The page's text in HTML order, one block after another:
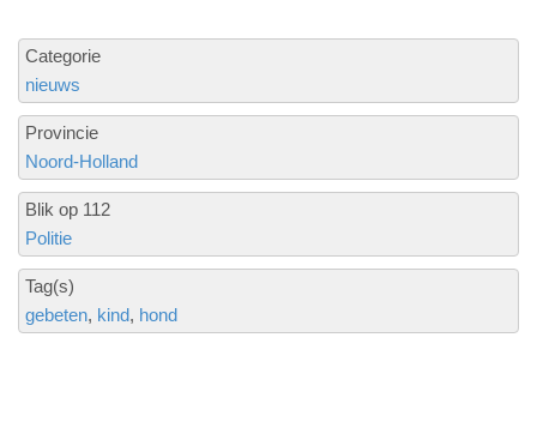
Categorie
nieuws
Provincie
Noord-Holland
Blik op 112
Politie
Tag(s)
gebeten kind hond